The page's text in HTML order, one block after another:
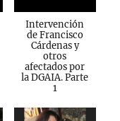
Intervención
de Francisco
Cárdenas y
otros
afectados por
la DGAIA. Parte
1